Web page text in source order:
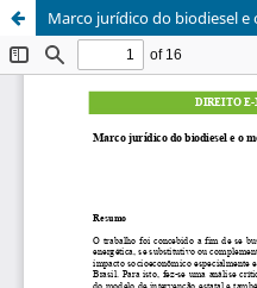
Marco jurídico do biodiesel